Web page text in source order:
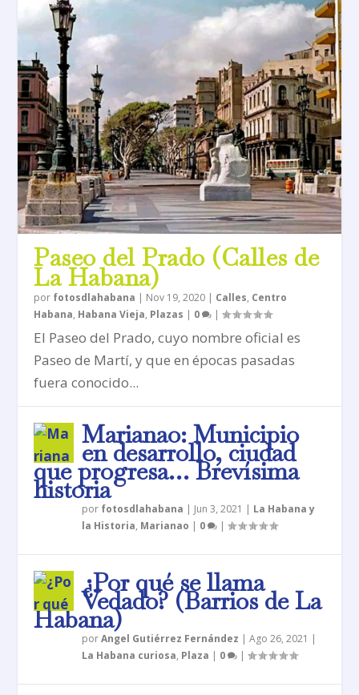
Paseo del Prado (Calles de
La Habana)
por fotosdlahabana | Nov 19, 2020 | Calles, Centro
Habana, Habana Vieja, Plazas | 0 |
El Paseo del Prado, cuyo nombre oficial es
Paseo de Martí, y que en épocas pasadas
fuera conocido...
Marianao: Municipio
en desarrollo, ciudad
que progresa… Brevísima
historia
por fotosdlahabana | Jun 3, 2021 | La Habana y
la Historia, Marianao | 0 |
¿Por qué se llama
Vedado? (Barrios de La
Habana)
porAngel Gutiérrez Fernández |Ago 26, 2021 |
La Habana curiosa, Plaza | 0 |